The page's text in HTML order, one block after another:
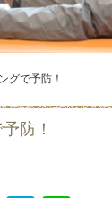
グで予防！
防！